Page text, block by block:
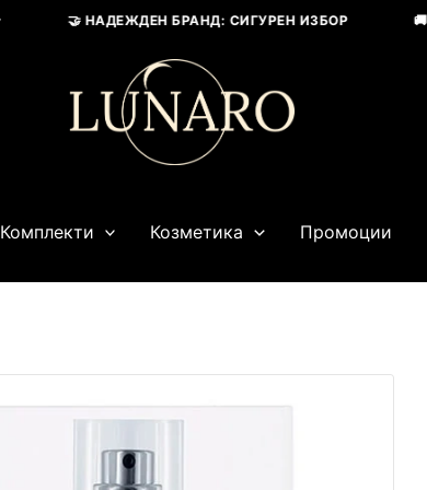
Комплекти Козметика Промоции
🤝 НАДЕЖДЕН БРАНД: СИГУРЕН ИЗБОР 🚚